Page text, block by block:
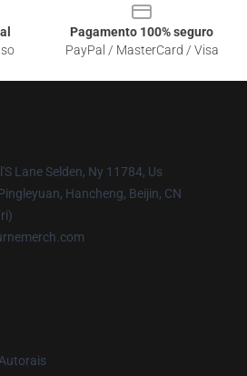
Pagamento 100% seguro
PayPal / MasterCard / Visa
Lane Selden, Ny 11784, Us
Hancheng, Beijin, CN